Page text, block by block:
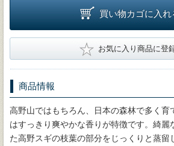
買い物カゴに入れ
★ お気に入り商品に登
商品情報
高野山ではもちろん、日本の森林で多く育
はすっきり爽やかな香りが特徴です。綺麗
た高野スギの枝葉の部分をじっくりと蒸留